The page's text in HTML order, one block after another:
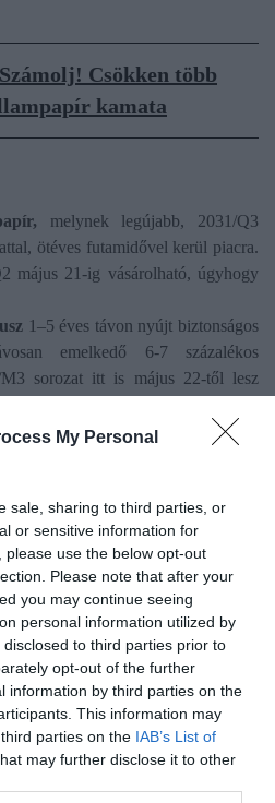
My Personal
sale, sharing to third parties, or
or sensitive information for
use the below opt-out
Please note that after your
you may continue seeing
personal information utilized by
to third parties prior to
opt-out of the further
information by third parties on the
This information may
parties on the IAB’s List of
may further disclose it to other
Számolj! Csökken több
kamata
melynek legújabb, 2031/Q3
ötéves futamidővel kerül piacra.
május 21-ig vásárolható, úgyhogy
1–5 éves távon nyújt biztonságos
emelkedő 6-7 százalékos
sorozat itt is május 22-től lesz
Takarékjegykamata 5 és 5,5
Itt tartanak a vonzó
Budapesten?
a NAV, így kell adózni a